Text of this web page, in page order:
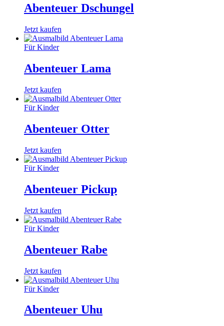
Abenteuer Dschungel
Jetzt kaufen
Für Kinder
Abenteuer Lama
Jetzt kaufen
Für Kinder
Abenteuer Otter
Jetzt kaufen
Für Kinder
Abenteuer Pickup
Jetzt kaufen
Für Kinder
Abenteuer Rabe
Jetzt kaufen
Für Kinder
Abenteuer Uhu